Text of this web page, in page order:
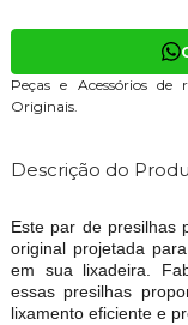
Peças e Acessórios de
Originais.
Descrição do
Este par de presilhas
original projetada
em sua lixadeira.
essas presilhas
lixamento eficiente e